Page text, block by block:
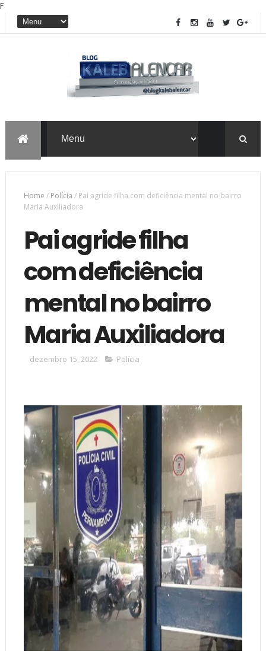
F
Home / Polícia / Pai agride filha com deficiência mental no bairro
Maria Auxiliadora
Pai agride filha
com deficiência
mental no bairro
Maria Auxiliadora
dezembro 15, 2022 Polícia